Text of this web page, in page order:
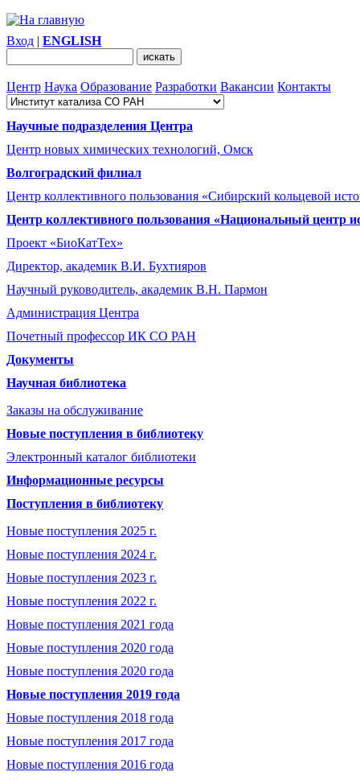
Вход | ENGLISH
Центр Наука Образование Разработки Вакансии Контакты
Научные подразделения Центра
Центр новых химических технологий, Омск
Волгоградский филиал
Центр коллективного пользования «Сибирский кольцевой
Центр коллективного пользования «Национальный центр
Проект «БиоКатТех»
Директор, академик В.И. Бухтияров
Научный руководитель, академик В.Н. Пармон
Администрация Центра
Почетный профессор ИК СО РАН
Документы
Научная библиотека
Заказы на обслуживание
Новые поступления в библиотеку
Электронный каталог библиотеки
Информационные ресурсы
Поступления в библиотеку
Новые поступления 2025 г.
Новые поступления 2024 г.
Новые поступления 2023 г.
Новые поступления 2022 г.
Новые поступления 2021 года
Новые поступления 2020 года
Новые поступления 2020 года
Новые поступления 2019 года
Новые поступления 2018 года
Новые поступления 2017 года
Новые поступления 2016 года